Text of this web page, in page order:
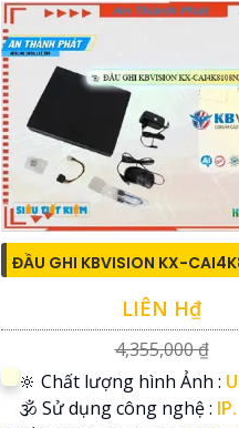
ĐẦU GHI KBVISION KX-
LIÊN H₫
4,355,000 ₫
🔆 Chất lượng hình Ảnh :
🕉️ Sử dụng công nghệ : IP.